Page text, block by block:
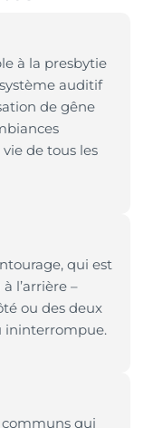
à la presbytie
auditif
de gêne
de tous les
qui est
l’arrière –
ou des deux
communs qui